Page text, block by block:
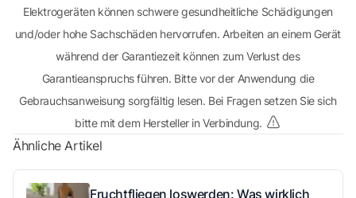
Elektrogeräten können schwere gesundheitliche Schädigungen
und/oder hohe Sachschäden hervorrufen. Arbeiten an einem Gerät
während der Garantiezeit können zum Verlust des
Garantieanspruchs führen. Bitte vor der Anwendung die
Gebrauchsanweisung sorgfältig lesen. Bei Fragen setzen Sie sich
bitte mit dem Hersteller in Verbindung.
Ähnliche Artikel
Fruchtfliegen loswerden: Was wirklich